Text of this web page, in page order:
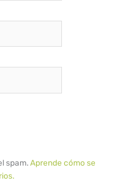
spam.Aprende cómo se